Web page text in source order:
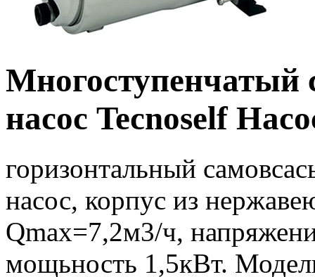
насос Tecnoself
горизонтальный
насос, корпус из
Qmax=7,2м3/ч,
мощьность 1,5кВт.